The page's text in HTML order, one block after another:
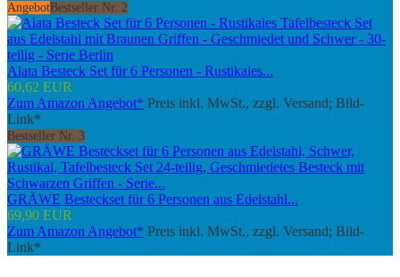
Angebot Bestseller Nr. 2
Alata Besteck Set für 6 Personen - Rustikales...
60,62 EUR
Zum Amazon Angebot* Preis inkl. MwSt., zzgl. Versand; Bild-
Link*
Bestseller Nr. 3
GRÄWE Besteckset für 6 Personen aus Edelstahl...
69,90 EUR
Zum Amazon Angebot* Preis inkl. MwSt., zzgl. Versand; Bild-
Link*